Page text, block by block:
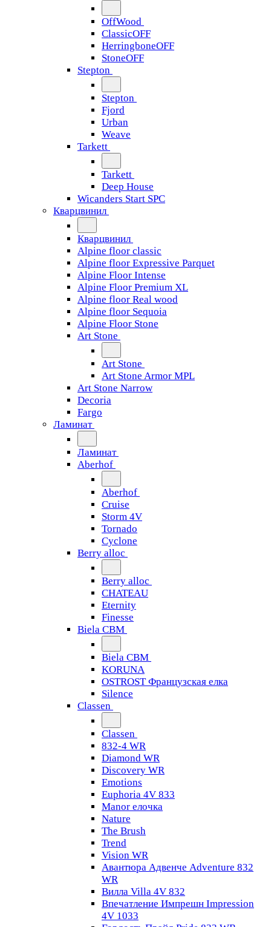
OffWood
ClassicOFF
HerringboneOFF
StoneOFF
Stepton
Stepton
Fjord
Urban
Weave
Tarkett
Tarkett
Deep House
Wicanders Start SPC
Кварцвинил
Кварцвинил
Alpine floor classic
Alpine floor Expressive Parquet
Alpine Floor Intense
Alpine Floor Premium XL
Alpine floor Real wood
Alpine floor Sequoia
Alpine Floor Stone
Art Stone
Art Stone
Art Stone Armor MPL
Art Stone Narrow
Decoria
Fargo
Ламинат
Ламинат
Aberhof
Aberhof
Cruise
Storm 4V
Tornado
Сyclone
Berry alloc
Berry alloc
CHATEAU
Eternity
Finesse
Biela CBM
Biela CBM
KORUNA
OSTROST Французская елка
Silence
Classen
Classen
832-4 WR
Diamond WR
Discovery WR
Emotions
Euphoria 4V 833
Manor елочка
Nature
The Brush
Trend
Vision WR
Авантюра Адвенче Adventure 832
WR
Вилла Villa 4V 832
Впечатление Импрешн Impression
4V 1033